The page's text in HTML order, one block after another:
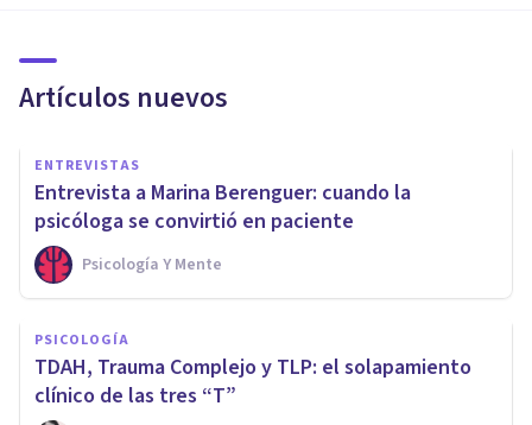
Artículos nuevos
ENTREVISTAS
Entrevista a Marina Berenguer: cuando la
psicóloga se convirtió en paciente
Psicología Y Mente
PSICOLOGÍA
TDAH, Trauma Complejo y TLP: el solapamiento
clínico de las tres “T”